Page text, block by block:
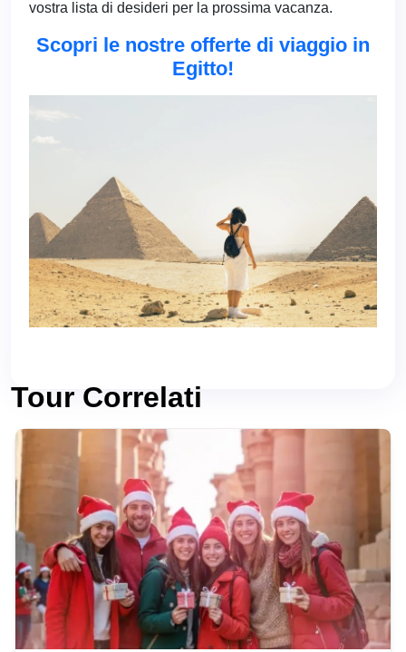
vostra lista di desideri per la prossima vacanza.
Scopri le nostre offerte di viaggio in
Egitto!
Tour Correlati